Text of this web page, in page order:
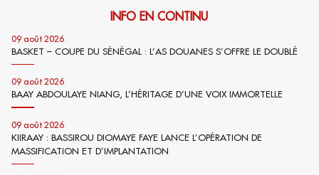
INFO EN CONTINU
09 août 2026
BASKET – COUPE DU SÉNÉGAL : L’AS DOUANES S’OFFRE LE DOUBLÉ
09 août 2026
BAAY ABDOULAYE NIANG, L’HÉRITAGE D’UNE VOIX IMMORTELLE
09 août 2026
KIIRAAY : BASSIROU DIOMAYE FAYE LANCE L’OPÉRATION DE
MASSIFICATION ET D’IMPLANTATION